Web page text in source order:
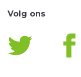
Volg ons